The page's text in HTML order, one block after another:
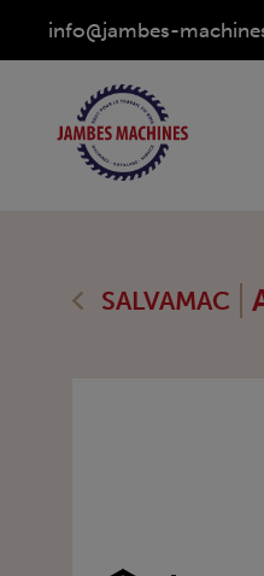
info@jambes-
SALVAMAC